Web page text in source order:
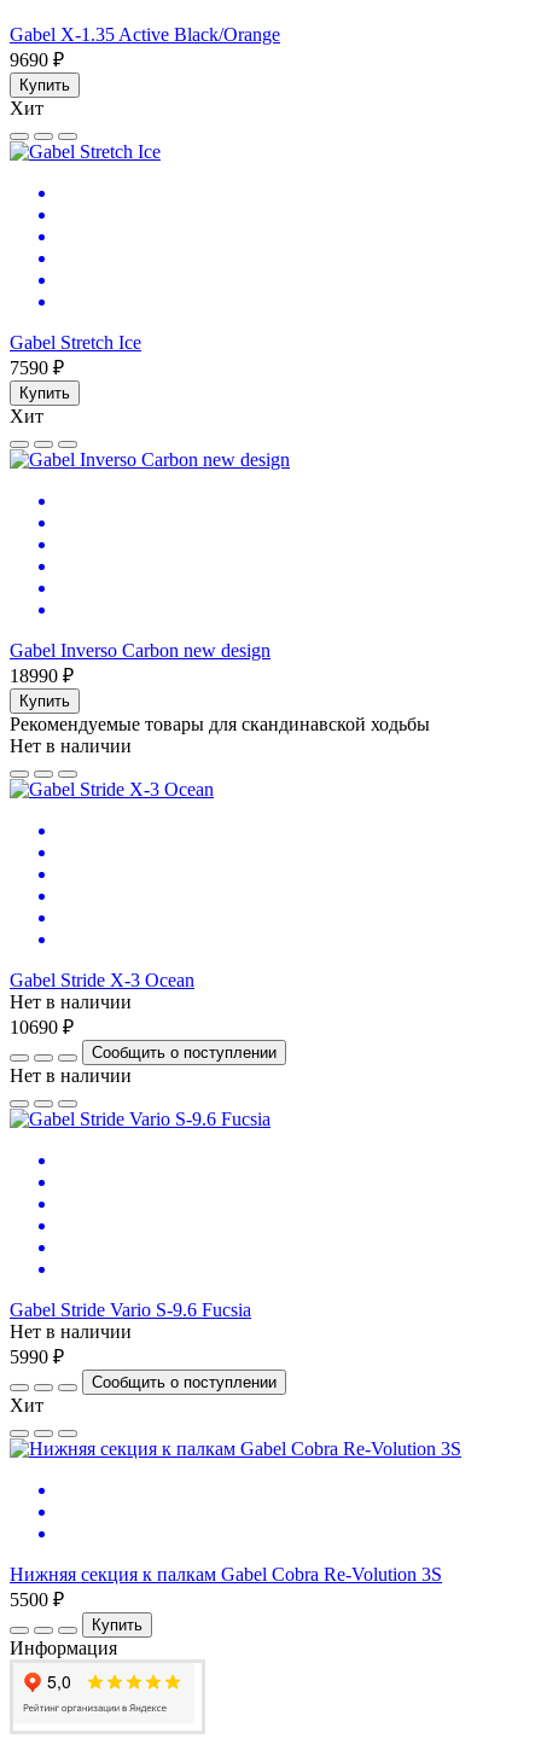
Gabel X-1.35 Active Black/Orange
9690 ₽
Купить
Хит
Gabel Stretch Ice
7590 ₽
Купить
Хит
Gabel Inverso Carbon new design
18990 ₽
Купить
Рекомендуемые товары для скандинавской ходьбы
Нет в наличии
Gabel Stride X-3 Ocean
Нет в наличии
10690 ₽
Сообщить о поступлении
Нет в наличии
Gabel Stride Vario S-9.6 Fucsia
Нет в наличии
5990 ₽
Сообщить о поступлении
Хит
Нижняя секция к палкам Gabel Cobra Re-Volution 3S
5500 ₽
Купить
Информация